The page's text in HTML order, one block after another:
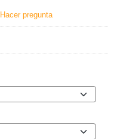
Hacer pregunta